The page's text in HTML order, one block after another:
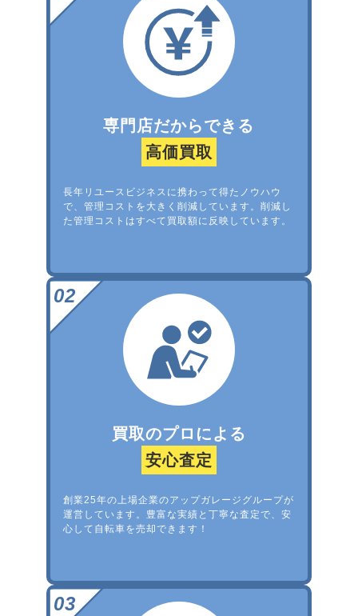
専門店だからできる
高価買取
長年リユースビジネスに携わって得たノウハウ
で、管理コストを大きく削減しています。削減し
た管理コストはすべて買取額に反映しています。
買取のプロによる
安心査定
創業25年の上場企業のアップガレージグループが
運営しています。豊富な実績と丁寧な査定で、安
心して自転車を売却できます！